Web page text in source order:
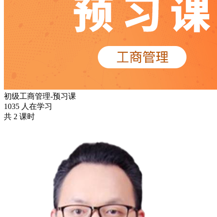
初级工商管理-预习课
1035 人在学习
共 2 课时